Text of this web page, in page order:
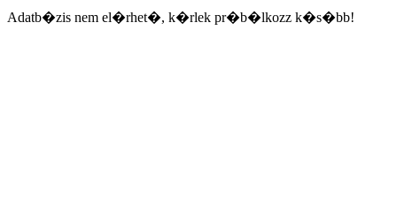
Adatb�zis nem el�rhet�, k�rlek pr�b�lkozz k�s�bb!